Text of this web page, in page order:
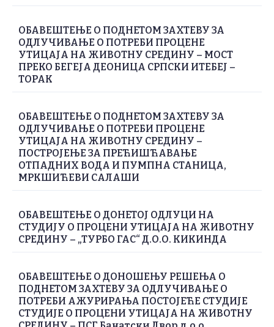
ОБАВЕШТЕЊЕ О ПОДНЕТОМ ЗАХТЕВУ ЗА
ОДЛУЧИВАЊЕ О ПОТРЕБИ ПРОЦЕНЕ
УТИЦАЈА НА ЖИВОТНУ СРЕДИНУ – МОСТ
ПРЕКО БЕГЕЈА ДЕОНИЦА СРПСКИ ИТЕБЕЈ –
ТОРАК
ОБАВЕШТЕЊЕ О ПОДНЕТОМ ЗАХТЕВУ ЗА
ОДЛУЧИВАЊЕ О ПОТРЕБИ ПРОЦЕНЕ
УТИЦАЈА НА ЖИВОТНУ СРЕДИНУ –
ПОСТРОЈЕЊЕ ЗА ПРЕЋИШЋАВАЊЕ
ОТПАДНИХ ВОДА И ПУМПНА СТАНИЦА,
МРКШИЋЕВИ САЛАШИ
ОБАВЕШТЕЊЕ О ДОНЕТОЈ ОДЛУЦИ НА
СТУДИЈУ О ПРОЦЕНИ УТИЦАЈА НА ЖИВОТНУ
СРЕДИНУ – „ТУРБО ГАС“ Д.О.О. КИКИНДА
ОБАВЕШТЕЊЕ О ДОНОШЕЊУ РЕШЕЊА О
ПОДНЕТОМ ЗАХТЕВУ ЗА ОДЛУЧИВАЊЕ О
ПОТРЕБИ АЖУРИРАЊА ПОСТОЈЕЋЕ СТУДИЈЕ
СТУДИЈЕ О ПРОЦЕНИ УТИЦАЈА НА ЖИВОТНУ